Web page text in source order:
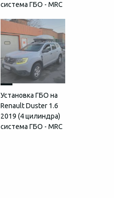
система ГБО - MRC
Установка ГБО на
Renault Duster 1.6
2019 (4 цилиндра)
система ГБО - MRC